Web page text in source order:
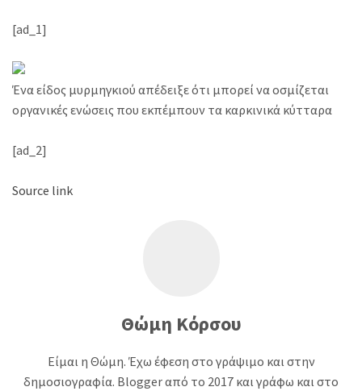
[ad_1]
Ένα είδος μυρμηγκιού απέδειξε ότι μπορεί να οσμίζεται
οργανικές ενώσεις που εκπέμπουν τα καρκινικά κύτταρα
[ad_2]
Source link
Θώμη Κόρσου
Είμαι η Θώμη. Έχω έφεση στο γράψιμο και στην
δημοσιογραφία. Blogger από το 2017 και γράφω και στο